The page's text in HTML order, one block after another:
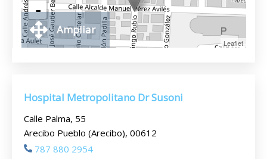
-
Leaflet
Ampliar
Hospital Metropolitano Dr Susoni
Calle Palma, 55
Arecibo Pueblo (Arecibo), 00612
787 880 2954